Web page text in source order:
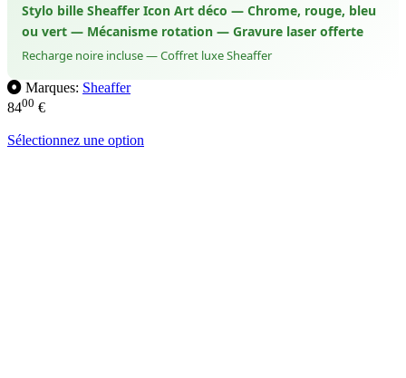
Stylo bille Sheaffer Icon Art déco — Chrome, rouge, bleu
ou vert — Mécanisme rotation — Gravure laser offerte
Recharge noire incluse — Coffret luxe Sheaffer
Marques: Sheaffer
8400 €
Sélectionnez une option